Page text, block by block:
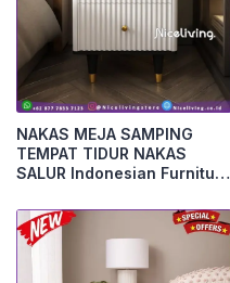
NAKAS MEJA SAMPING
TEMPAT TIDUR NAKAS
SALUR Indonesian Furniture